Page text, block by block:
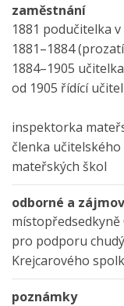
zaměstnání
1881 podučitelka v
1881–1884
1884–1905
od 1905 řídící
inspektorka
členka
mateřských škol
odborné a
pro podporu
Krejcarového
poznámky